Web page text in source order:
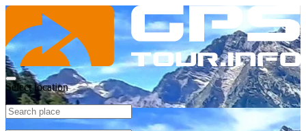
Select location